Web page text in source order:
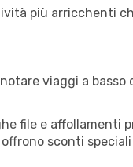
più arricchenti
viaggi a basso
file e affollamenti
sconti